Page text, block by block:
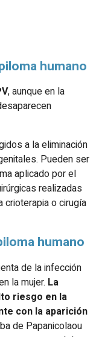
humano
, aunque en la
a la eliminación
Pueden ser
aplicado por el
realizadas
o cirugía
humano
de la infección
la mujer. La
riesgo en la
con la aparición
de Papanicolaou